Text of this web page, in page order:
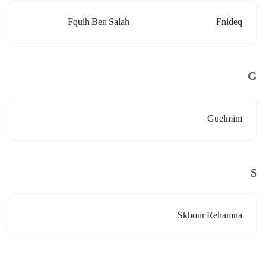
Fnideq
Fquih Ben Salah
G
Guelmim
S
Skhour Rehamna